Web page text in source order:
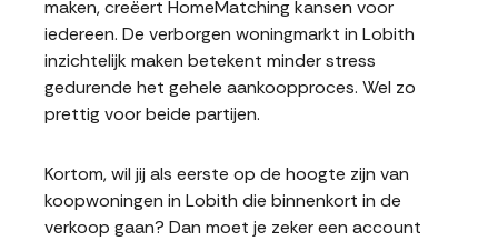
maken, creëert HomeMatching kansen voor
iedereen. De verborgen woningmarkt in Lobith
inzichtelijk maken betekent minder stress
gedurende het gehele aankoopproces. Wel zo
prettig voor beide partijen.
Kortom, wil jij als eerste op de hoogte zijn van
koopwoningen in Lobith die binnenkort in de
verkoop gaan? Dan moet je zeker een account